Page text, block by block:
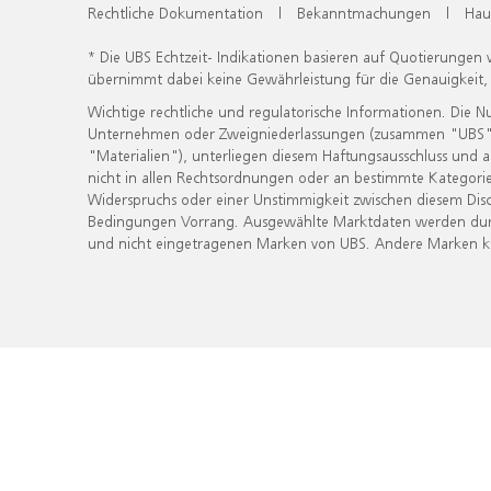
Rechtliche Dokumentation | Bekanntmachungen |
* Die UBS Echtzeit- Indikationen basieren auf
übernimmt dabei keine Gewährleistung für die
Wichtige rechtliche und regulatorische Informationen. Die
Unternehmen oder Zweigniederlassungen (zusammen
"Materialien"), unterliegen diesem Haftungsausschluss
nicht in allen Rechtsordnungen oder an bestimmte
Widerspruchs oder einer Unstimmigkeit zwischen diesem
Bedingungen Vorrang. Ausgewählte Marktdaten werden
und nicht eingetragenen Marken von UBS. Andere Marken